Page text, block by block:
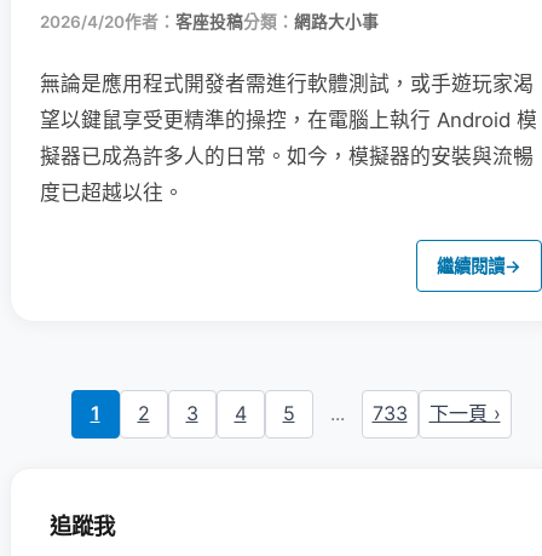
2026/4/20作者： 客座投稿分類： 網路大小事
無論是應用程式開發者需進行軟體測試，或手遊玩家渴
望以鍵鼠享受更精準的操控，在電腦上執行 Android 模
擬器已成為許多人的日常。如今，模擬器的安裝與流暢
度已超越以往。
繼續閱讀→
1 2 3 4 5 ... 733 下一頁 ›
追蹤我